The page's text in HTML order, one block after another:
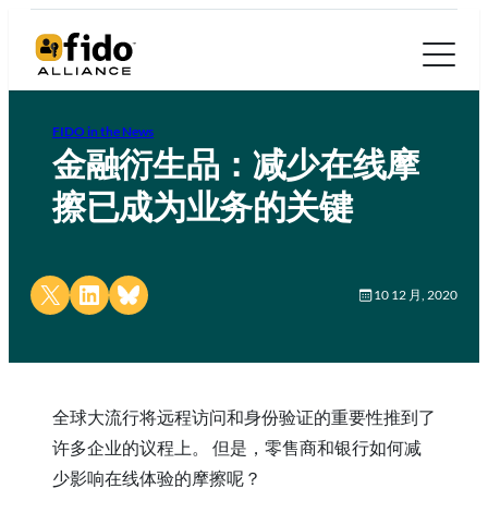
FIDO in the News
金融衍生品：减少在线摩
擦已成为业务的关键
Share on X Share on LinkedIn
Share on Bluesky 10 12 月, 2020
全球大流行将远程访问和身份验证的重要性推到了
许多企业的议程上。 但是，零售商和银行如何减
少影响在线体验的摩擦呢？